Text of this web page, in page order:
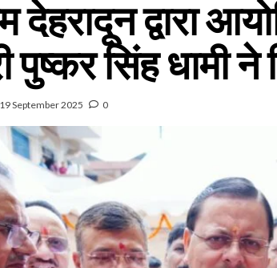
देहरादून द्वारा
पुष्कर सिंह धामी ने
19 September 2025 0